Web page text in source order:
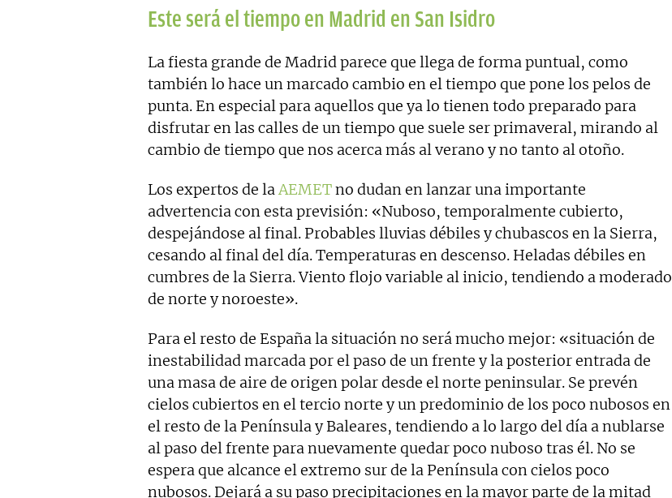
Este será el tiempo en Madrid en San Isidro
La fiesta grande de Madrid parece que llega de forma puntual, como
también lo hace un marcado cambio en el tiempo que pone los pelos de
punta. En especial para aquellos que ya lo tienen todo preparado para
disfrutar en las calles de un tiempo que suele ser primaveral, mirando al
cambio de tiempo que nos acerca más al verano y no tanto al otoño.
Los expertos de laAEMETno dudan en lanzar una importante
advertencia con esta previsión: «Nuboso, temporalmente cubierto,
despejándose al final. Probables lluvias débiles y chubascos en la Sierra,
cesando al final del día. Temperaturas en descenso. Heladas débiles en
cumbres de la Sierra. Viento flojo variable al inicio, tendiendo a moderado
de norte y noroeste».
Para el resto de España la situación no será mucho mejor: «situación de
inestabilidad marcada por el paso de un frente y la posterior entrada de
una masa de aire de origen polar desde el norte peninsular. Se prevén
cielos cubiertos en el tercio norte y un predominio de los poco nubosos en
el resto de la Península y Baleares, tendiendo a lo largo del día a nublarse
al paso del frente para nuevamente quedar poco nuboso tras él. No se
espera que alcance el extremo sur de la Península con cielos poco
nubosos. Dejará a su paso precipitaciones en la mayor parte de la mitad